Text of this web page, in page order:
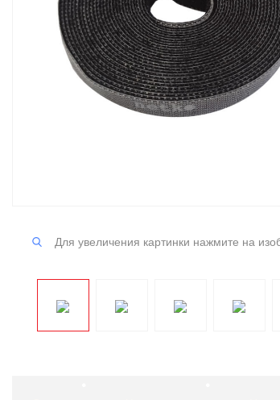
Для увеличения картинки нажмите на